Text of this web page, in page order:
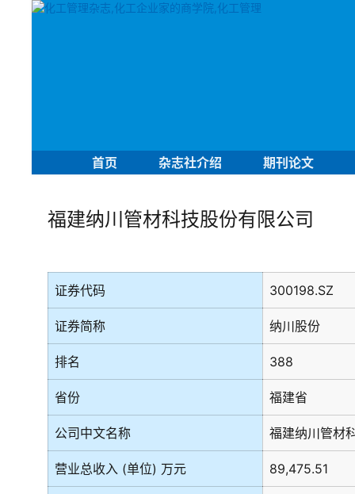
首页 杂志社介绍 期刊论文
福建纳川管材科技股份有限公司
证券代码 300198.SZ
证券简称 纳川股份
排名 388
省份 福建省
公司中文名称 福建纳川管材
营业总收入 (单位) 万元 89,475.51